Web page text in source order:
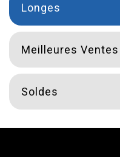
Longes
Meilleures Ventes
Soldes